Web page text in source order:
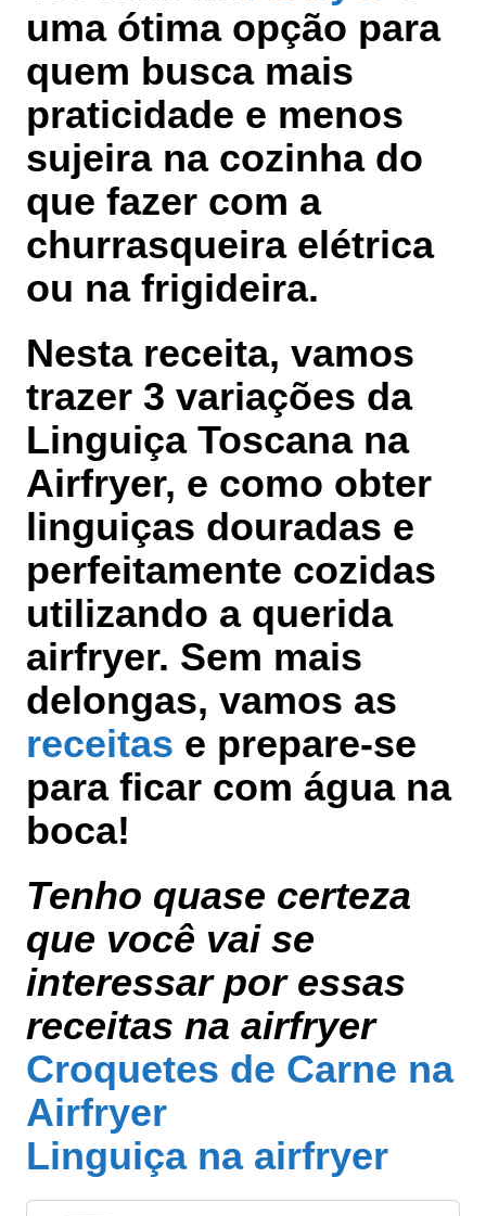
uma ótima opção para
quem busca mais
praticidade e menos
sujeira na cozinha do
que fazer com a
churrasqueira elétrica
ou na frigideira.
Nesta receita, vamos
trazer 3 variações da
Linguiça Toscana na
Airfryer, e como obter
linguiças douradas e
perfeitamente cozidas
utilizando a querida
airfryer. Sem mais
delongas, vamos as
receitas e prepare-se
para ficar com água na
boca!
Tenho quase certeza
que você vai se
interessar por essas
receitas na airfryer
Croquetes de Carne na
Airfryer
Linguiça na airfryer